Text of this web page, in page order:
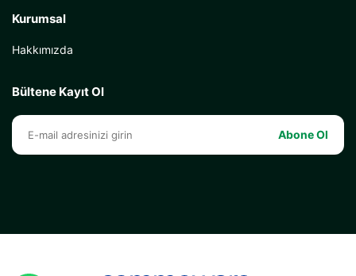
Kurumsal
Hakkımızda
Bültene Kayıt Ol
Abone Ol